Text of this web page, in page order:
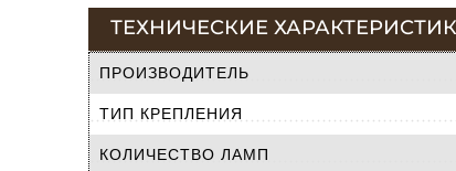
ТЕХНИЧЕСКИЕ
ПРОИЗВОДИТЕЛЬ
ТИП КРЕПЛЕНИЯ
КОЛИЧЕСТВО ЛАМП